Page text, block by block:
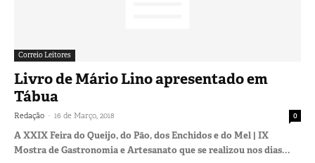
Correio Leitores
Livro de Mário Lino apresentado em
Tábua
Redação - 16 de Março, 2018 0
A XXIX Feira do Queijo, do Pão, dos Enchidos e do Mel | IX
Mostra de Gastronomia e Artesanato que se realizou nos dias...